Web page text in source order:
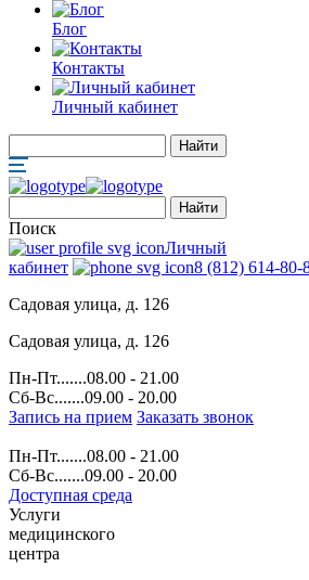
Блог
Контакты
Личный кабинет
Поиск
Личный
кабинет
8 (812) 614-80-
Садовая улица, д. 126
Садовая улица, д. 126
Пн-Пт.......08.00 - 21.00
Сб-Вс.......09.00 - 20.00
Запись на прием Заказать звонок
Пн-Пт.......08.00 - 21.00
Сб-Вс.......09.00 - 20.00
Доступная среда
Услуги
медицинского
центра